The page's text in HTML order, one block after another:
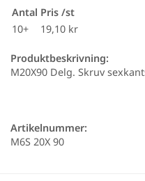
Antal Pris /st
10+
19,10 kr
Produktbeskrivning:
M20X90 Delg. Skruv
Artikelnummer:
M6S 20X 90